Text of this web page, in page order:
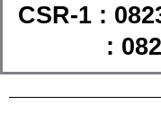
CSR-1 :
: